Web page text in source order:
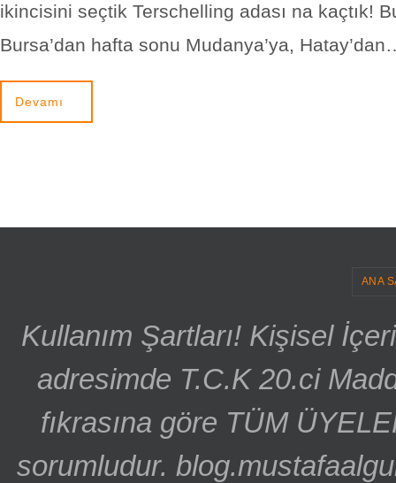
ikincisini seçtik Terschelling adası na kaçtık!
Bursa’dan hafta sonu Mudanya’ya,
Devamı
ANA
Kullanım Şartları! Kişisel
adresimde T.C.K 20.ci
fıkrasına göre TÜM
sorumludur.